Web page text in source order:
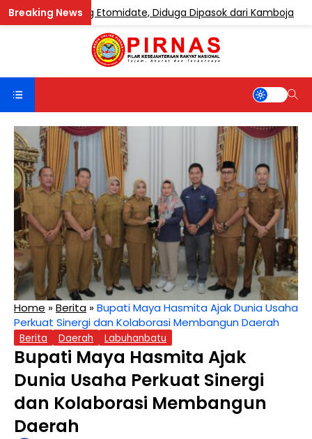
Etomidate, Diduga Dipasok dari Kamboja
Home »Berita »Bupati Maya Hasmita Ajak Dunia Usaha
Perkuat Sinergi dan Kolaborasi Membangun Daerah
Berita Daerah Labuhanbatu
Bupati Maya Hasmita Ajak
Dunia Usaha Perkuat Sinergi
dan Kolaborasi Membangun
Daerah